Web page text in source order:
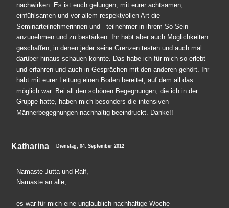
nachwirken. Es ist euch gelungen, mit eurer achtsamen,
einfühlsamen und vor allem respektvollen Art die
Seminarteilnehmerinnen und - teilnehmer in ihrem So-Sein
anzunehmen und zu bestärken. Ihr habt aber auch Möglichkeiten
geschaffen, in denen jeder seine Grenzen testen und auch mal
darüber hinaus schauen konnte. Das habe ich für mich so erlebt
und erfahren und auch in Gesprächen mit den anderen gehört. Ihr
habt mit eurer Leitung einen Boden bereitet, auf dem all das
möglich war. Bei all den schönen Begegnungen, die ich in der
Gruppe hatte, haben mich besonders die intensiven
Männerbegegnungen nachhaltig beeindruckt. Danke!!
Katharina Dienstag, 04. September 2012
Namaste Jutta und Ralf,
Namaste an alle,
es war für mich eine unglaublich nachhaltige Woche